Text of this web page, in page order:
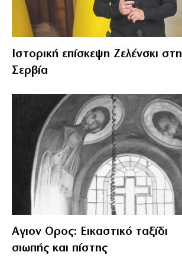
Ιστορική επίσκεψη Ζελένσκι στη
Σερβία
Αγιον Ορος: Εικαστικό ταξίδι
σιωπής και πίστης